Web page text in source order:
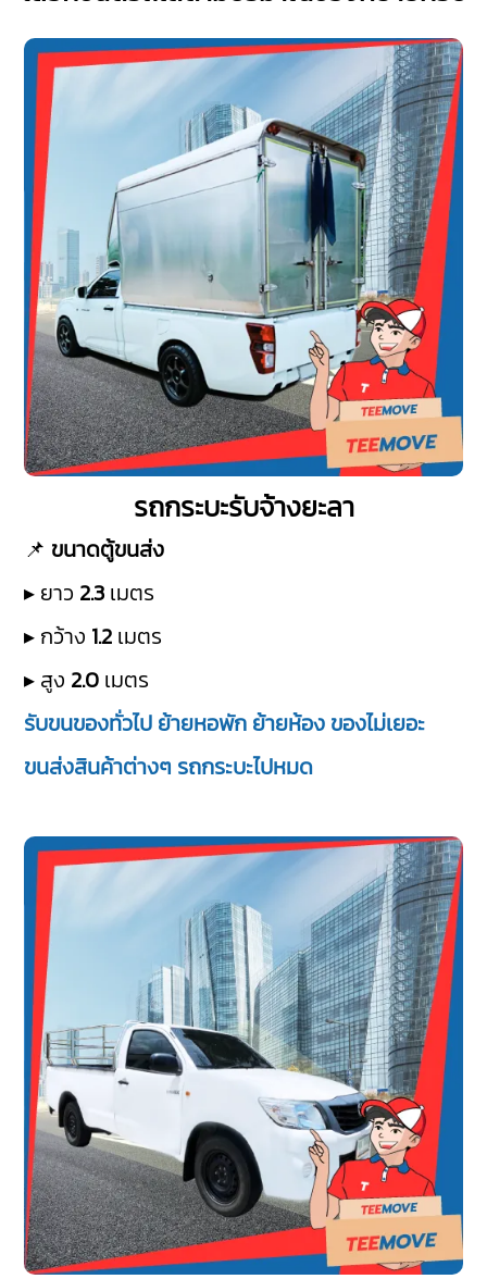
รถกระบะรับจ้างยะลา
📌 ขนาดตู้ขนส่ง
▸ ยาว 2.3 เมตร
▸ กว้าง 1.2 เมตร
▸ สูง 2.0 เมตร
รับขนของทั่วไป ย้ายหอพัก ย้ายห้อง ของไม่เยอะ
ขนส่งสินค้าต่างๆ รถกระบะไปหมด